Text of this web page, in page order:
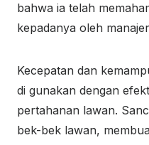
bahwa ia telah
kepadanya oleh
Kecepatan dan
di gunakan dengan
pertahanan lawan.
bek-bek lawan,